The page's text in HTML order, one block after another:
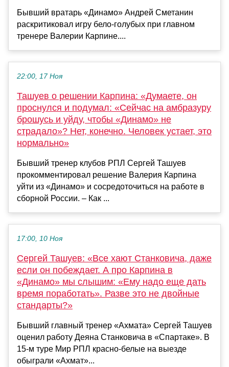
Бывший вратарь «Динамо» Андрей Сметанин
раскритиковал игру бело-голубых при главном
тренере Валерии Карпине....
22:00, 17 Ноя
Ташуев о решении Карпина: «Думаете, он
проснулся и подумал: «Сейчас на амбразуру
брошусь и уйду, чтобы «Динамо» не
страдало»? Нет, конечно. Человек устает, это
нормально»
Бывший тренер клубов РПЛ Сергей Ташуев
прокомментировал решение Валерия Карпина
уйти из «Динамо» и сосредоточиться на работе в
сборной России. – Как ...
17:00, 10 Ноя
Сергей Ташуев: «Все хают Станковича, даже
если он побеждает. А про Карпина в
«Динамо» мы слышим: «Ему надо еще дать
время поработать». Разве это не двойные
стандарты?»
Бывший главный тренер «Ахмата» Сергей Ташуев
оценил работу Деяна Станковича в «Спартаке». В
15-м туре Мир РПЛ красно-белые на выезде
обыграли «Ахмат»...